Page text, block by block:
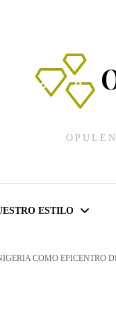
ESTILO
COMO EPICENTRO